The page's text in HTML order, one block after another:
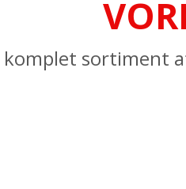
sortiment